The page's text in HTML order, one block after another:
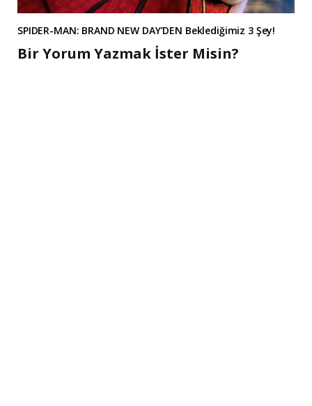
SPIDER-MAN: BRAND NEW DAY’DEN Beklediğimiz 3 Şey!
Bir Yorum Yazmak İster Misin?